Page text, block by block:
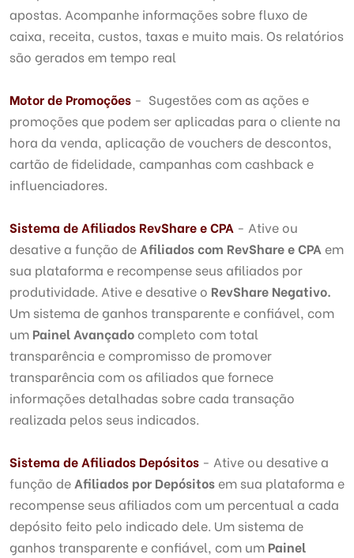
apostas. Acompanhe informações sobre fluxo de
caixa, receita, custos, taxas e muito mais. Os relatórios
são gerados em tempo real
Motor de Promoções - Sugestões com as ações e
promoções que podem ser aplicadas para o cliente na
hora da venda, aplicação de vouchers de descontos,
cartão de fidelidade, campanhas com cashback e
influenciadores.
Sistema de Afiliados RevShare e CPA - Ative ou
desative a função de Afiliados com RevShare e CPA em
sua plataforma e recompense seus afiliados por
produtividade. Ative e desative o RevShare Negativo.
Um sistema de ganhos transparente e confiável, com
um Painel Avançado completo com total
transparência e compromisso de promover
transparência com os afiliados que fornece
informações detalhadas sobre cada transação
realizada pelos seus indicados.
Sistema de Afiliados Depósitos - Ative ou desative a
função de Afiliados por Depósitos em sua plataforma e
recompense seus afiliados com um percentual a cada
depósito feito pelo indicado dele. Um sistema de
ganhos transparente e confiável, com um Painel